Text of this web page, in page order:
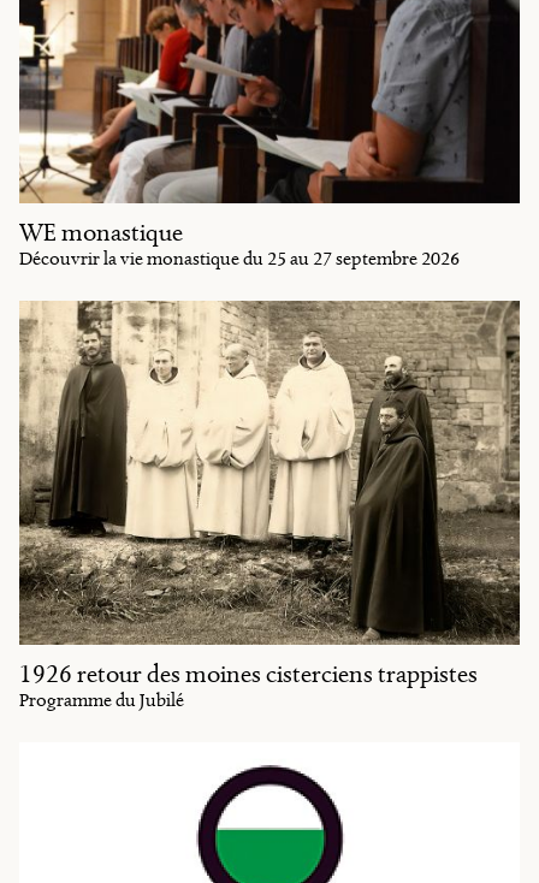
WE monastique
Découvrir la vie monastique du 25 au 27 septembre 2026
1926 retour des moines cisterciens trappistes
Programme du Jubilé